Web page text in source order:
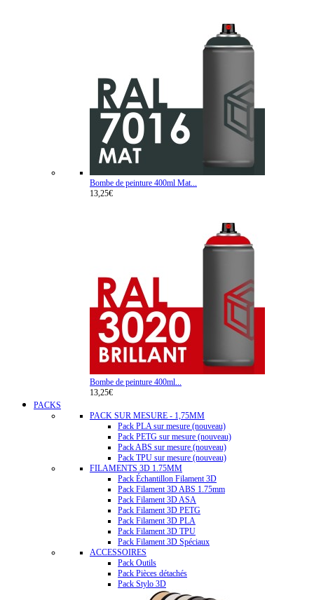
Bombe de peinture 400ml Mat...
13,25€
Bombe de peinture 400ml...
13,25€
PACKS
PACK SUR MESURE - 1,75MM
Pack PLA sur mesure (nouveau)
Pack PETG sur mesure (nouveau)
Pack ABS sur mesure (nouveau)
Pack TPU sur mesure (nouveau)
FILAMENTS 3D 1.75MM
Pack Échantillon Filament 3D
Pack Filament 3D ABS 1.75mm
Pack Filament 3D ASA
Pack Filament 3D PETG
Pack Filament 3D PLA
Pack Filament 3D TPU
Pack Filament 3D Spéciaux
ACCESSOIRES
Pack Outils
Pack Pièces détachés
Pack Stylo 3D